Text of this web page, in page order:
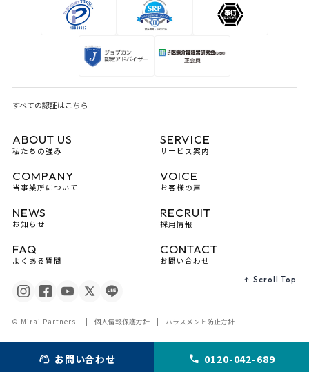
お問い合わせ 0120-042-689
Scroll Top
すべての認証はこちら
ABOUT US
私たちの強み
SERVICE
サービス案内
COMPANY
当事業所について
VOICE
お客様の声
NEWS
お知らせ
RECRUIT
採用情報
FAQ
よくある質問
CONTACT
お問い合わせ
© Mirai Partners. 個人情報保護方針 ハラスメント防止方針